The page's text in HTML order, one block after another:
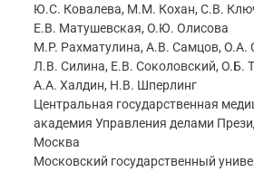
Ю.С. Ковалева, М.М. Кохан, С.В.
Е.В. Матушевская, О.Ю. Олисова
М.Р. Рахматулина, А.В. Самцов, О.А.
Л.В. Силина, Е.В. Соколовский, О.Б.
А.А. Халдин, Н.В. Шперлинг
Центральная государственная
академия Управления делами
Москва
Московский государственный